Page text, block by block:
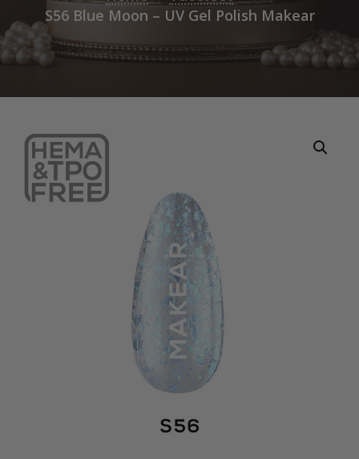
S56 Blue Moon – UV Gel Polish Makear